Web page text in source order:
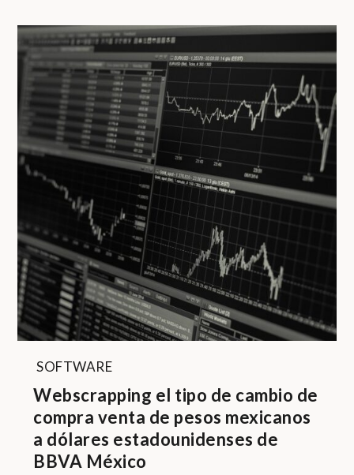
SOFTWARE
Webscrapping el tipo de cambio de
compra venta de pesos mexicanos
a dólares estadounidenses de
BBVA México